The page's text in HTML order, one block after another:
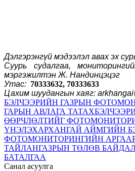
Дэлгэрэнгүй мэдээлэл авах эх
Суурь судалгаа,
мэргэжилтэн Ж. Нандинцэцэг
Утас: 70333632, 70333633
Цахим шуудангын хаяг: arkhangai
БЭЛЧЭЭРИЙН ГАЗРЫН
ГАРЫН АВЛАГА ТАТАХ
ӨӨРЧЛӨЛТИЙГ
ҮНЭЛЭХАРХАНГАЙ АЙМГИЙН
ФОТОМОНИТОРИНГИЙН
ТАЙЛАНГАЗРЫН ТӨЛӨВ
БАТАЛГАА
Санал асуулга